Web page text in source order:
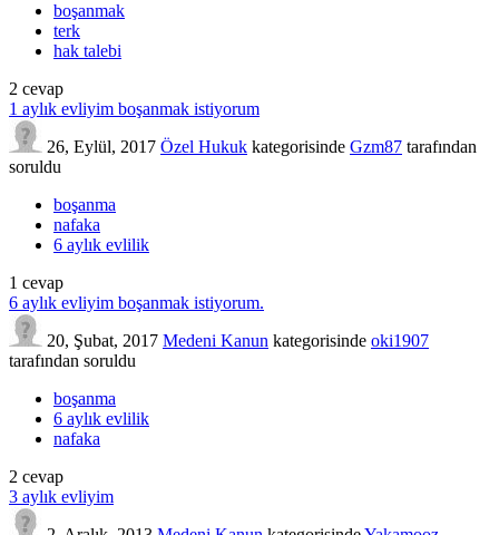
boşanmak
terk
hak talebi
2 cevap
1 aylık evliyim boşanmak istiyorum
26, Eylül, 2017 Özel Hukuk kategorisinde Gzm87 tarafından
soruldu
boşanma
nafaka
6 aylık evlilik
1 cevap
6 aylık evliyim boşanmak istiyorum.
20, Şubat, 2017 Medeni Kanun kategorisinde oki1907
tarafından soruldu
boşanma
6 aylık evlilik
nafaka
2 cevap
3 aylık evliyim